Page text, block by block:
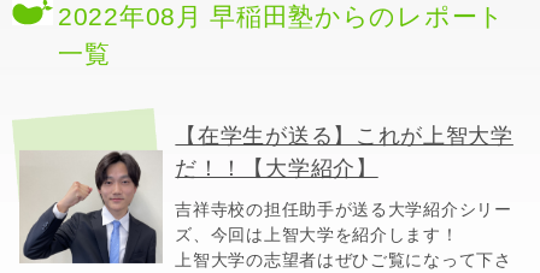
2022年08月 早稲田塾からのレポート
一覧
【在学生が送る】これが上智大学
だ！！【大学紹介】
吉祥寺校の担任助手が送る大学紹介シリー
ズ、今回は上智大学を紹介します！
上智大学の志望者はぜひご覧になって下さ